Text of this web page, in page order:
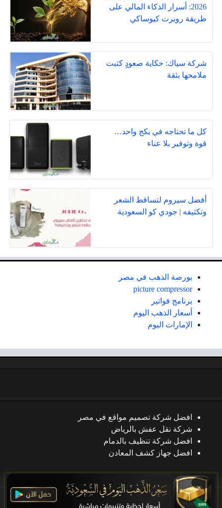
2026: أسرار الذكاء المالي على
طريقة روبرت كيوساكي
شركة سياك: حكاية صعودٍ كتبت
ملامحها بثقة
كل ما تحتاجه في بكج واحد…
قوة وتوفير بلا عناء
أفضل سيروم لتساقط الشعر
وتكثيفه | جودي كو السعودية
بورصة الذهب في مصر
picture compressor
برنامج فواتير
أسعار الذهب اليوم
الإمارات اليوم
افضل شركة تصميم مواقع في مصر
شركة نقل عفش بالرياض
افضل شركة تنظيف بالدمام
افضل جهاز كشف المعادن
جميع الحقوق محفوظة
×